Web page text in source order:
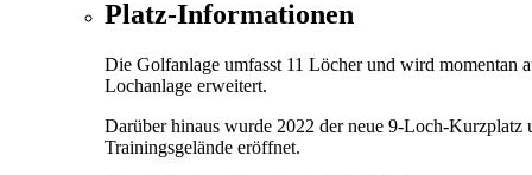
Platz-Informationen
Die Golfanlage umfasst 11 Löcher und wird momentan
Lochanlage erweitert.
Darüber hinaus wurde 2022 der neue 9-Loch-Kurzplatz
Trainingsgelände eröffnet.